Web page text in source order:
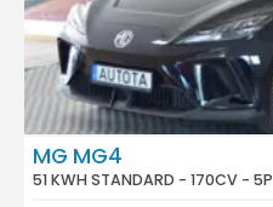
MG MG4
51 KWH STANDARD - 170CV - 5P